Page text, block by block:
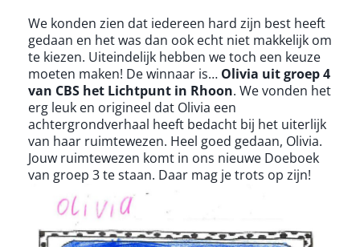
We konden zien dat iedereen hard zijn best heeft
gedaan en het was dan ook echt niet makkelijk om
te kiezen. Uiteindelijk hebben we toch een keuze
moeten maken! De winnaar is… Olivia uit groep 4
van CBS het Lichtpunt in Rhoon. We vonden het
erg leuk en origineel dat Olivia een
achtergrondverhaal heeft bedacht bij het uiterlijk
van haar ruimtewezen. Heel goed gedaan, Olivia.
Jouw ruimtewezen komt in ons nieuwe Doeboek
van groep 3 te staan. Daar mag je trots op zijn!